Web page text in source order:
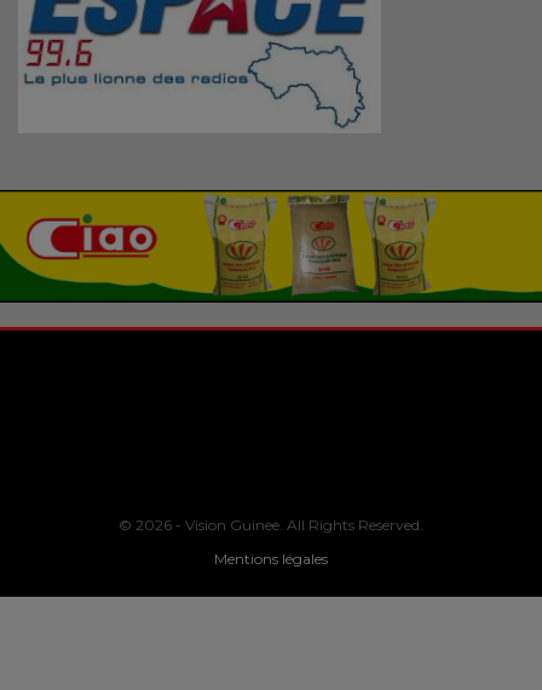
© 2026 - Vision Guinee. All Rights Reserved.
Mentions légales